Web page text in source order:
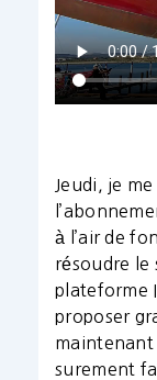
Jeudi, je
à l’air de
résoudre le
plateforme
proposer
maintenant
surement